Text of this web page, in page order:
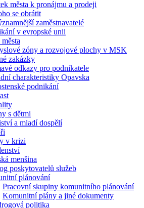
města k pronájmu a prodeji
se obrátit
zaměstnavatelé
v evropské unii
zóny a rozvojové plochy v MSK
zakázky
odkazy pro podnikatele
charakteristiky Opavska
podnikání
s dětmi
a mladí dospělí
v krizi
menšina
poskytovatelů služeb
plánování
Pracovní skupiny komunitního plánování
Komunitní plány a jiné dokumenty
politika